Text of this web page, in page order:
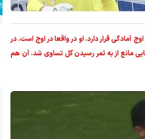
در اوج آمادگی قرار دارد. او در واقعا در اوج است. در
مانع از به ثمر رسیدن گل تساوی شد. آن هم
تخفیف ویژه!